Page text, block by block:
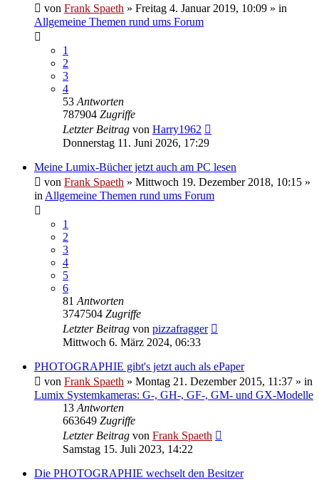
von Frank Spaeth » Freitag 4. Januar 2019, 10:09 » in
Allgemeine Themen rund ums Forum
1
2
3
4
53 Antworten
787904 Zugriffe
Letzter Beitrag von Harry1962
Donnerstag 11. Juni 2026, 17:29
Meine Lumix-Bücher jetzt auch am PC lesen
von Frank Spaeth » Mittwoch 19. Dezember 2018, 10:15 »
in Allgemeine Themen rund ums Forum
1
2
3
4
5
6
81 Antworten
3747504 Zugriffe
Letzter Beitrag von pizzafragger
Mittwoch 6. März 2024, 06:33
PHOTOGRAPHIE gibt's jetzt auch als ePaper
von Frank Spaeth » Montag 21. Dezember 2015, 11:37 » in
Lumix Systemkameras: G-, GH-, GF-, GM- und GX-Modelle
13 Antworten
663649 Zugriffe
Letzter Beitrag von Frank Spaeth
Samstag 15. Juli 2023, 14:22
Die PHOTOGRAPHIE wechselt den Besitzer